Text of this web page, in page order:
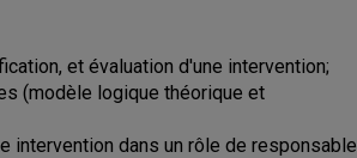
et évaluation d'une intervention;
(modèle logique théorique et
intervention dans un rôle de responsable